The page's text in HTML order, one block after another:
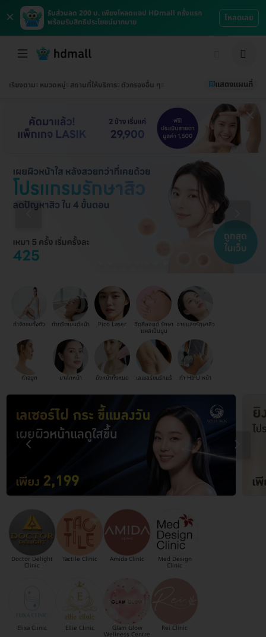
×
รับส่วนลด 200 บ. เพียงโหลดแอป HDmall ครั้งแรก
พร้อมรับสิทธิประโยชน์มากมาย
โหลดเลย
เรียงตาม หมวดหมู่ สถานที่ให้บริการ ตัวกรองอื่น ๆ แสดงแผนที่
กำจัดขนทั้งตัว ทำทรีตเมนต์หน้า Pico Laser ฉีดคีลอยด์ รักษา
แผลเป็นนูน
ฉายแสงรักษาสิว
ทำจมูก มาส์กหน้า ดึงหน้าทั้งหมด เลเซอร์ขนรักแร้ ทำ HIFU หน้า
Doctor Delight
Clinic
Tactile Clinic Amida Clinic Med Design
Clinic
Elixa Clinic Ellie Clinic Glam Glow
Wellness Centre
Rei Clinic